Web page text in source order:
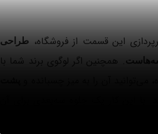
این قسمت از فروشگاه، طراحی
. همچنین اگر لوگوی برند شما با